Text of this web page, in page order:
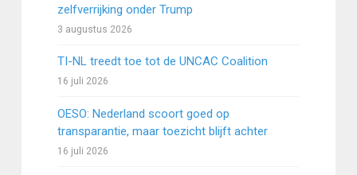
zelfverrijking onder Trump
3 augustus 2026
TI-NL treedt toe tot de UNCAC Coalition
16 juli 2026
OESO: Nederland scoort goed op
transparantie, maar toezicht blijft achter
16 juli 2026